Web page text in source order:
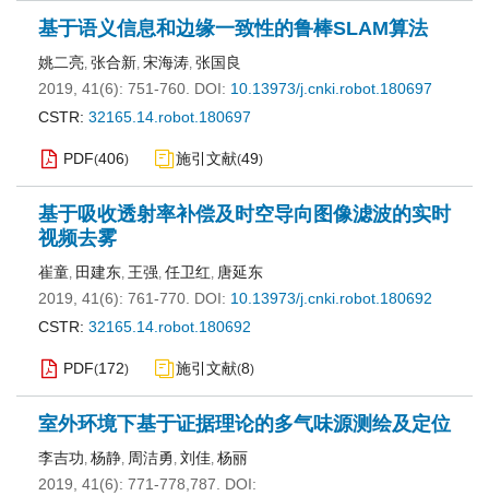
基于语义信息和边缘一致性的鲁棒SLAM算法
姚二亮, 张合新, 宋海涛, 张国良
2019, 41(6): 751-760. DOI: 10.13973/j.cnki.robot.180697
CSTR: 32165.14.robot.180697
PDF(406) 施引文献(49)
基于吸收透射率补偿及时空导向图像滤波的实时
视频去雾
崔童, 田建东, 王强, 任卫红, 唐延东
2019, 41(6): 761-770. DOI: 10.13973/j.cnki.robot.180692
CSTR: 32165.14.robot.180692
PDF(172) 施引文献(8)
室外环境下基于证据理论的多气味源测绘及定位
李吉功, 杨静, 周洁勇, 刘佳, 杨丽
2019, 41(6): 771-778,787.
DOI: